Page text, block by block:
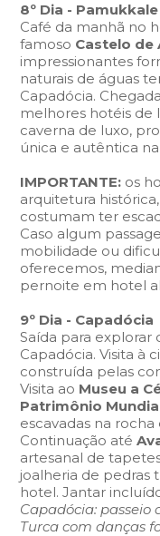
8º Dia -
Café da manhã no
famoso Castelo de
impressionantes
naturais de águas
Capadócia.
melhores hotéis de
caverna de luxo,
única e autêntica
IMPORTANTE: os
arquitetura
costumam ter
Caso algum
mobilidade ou
oferecemos,
pernoite em hotel
9º Dia - Capadócia
Saída para explorar
Capadócia. Visita à
construída pelas
Visita ao Museu a
Patrimônio
escavadas na rocha
Continuação até
artesanal de
joalheria de pedras
hotel. Jantar
Capadócia: passeio
Turca com danças